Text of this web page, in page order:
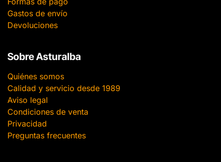
Gastos de envío
Devoluciones
Sobre Asturalba
Quiénes somos
Calidad y servicio desde 1989
Aviso legal
Condiciones de venta
Privacidad
Preguntas frecuentes